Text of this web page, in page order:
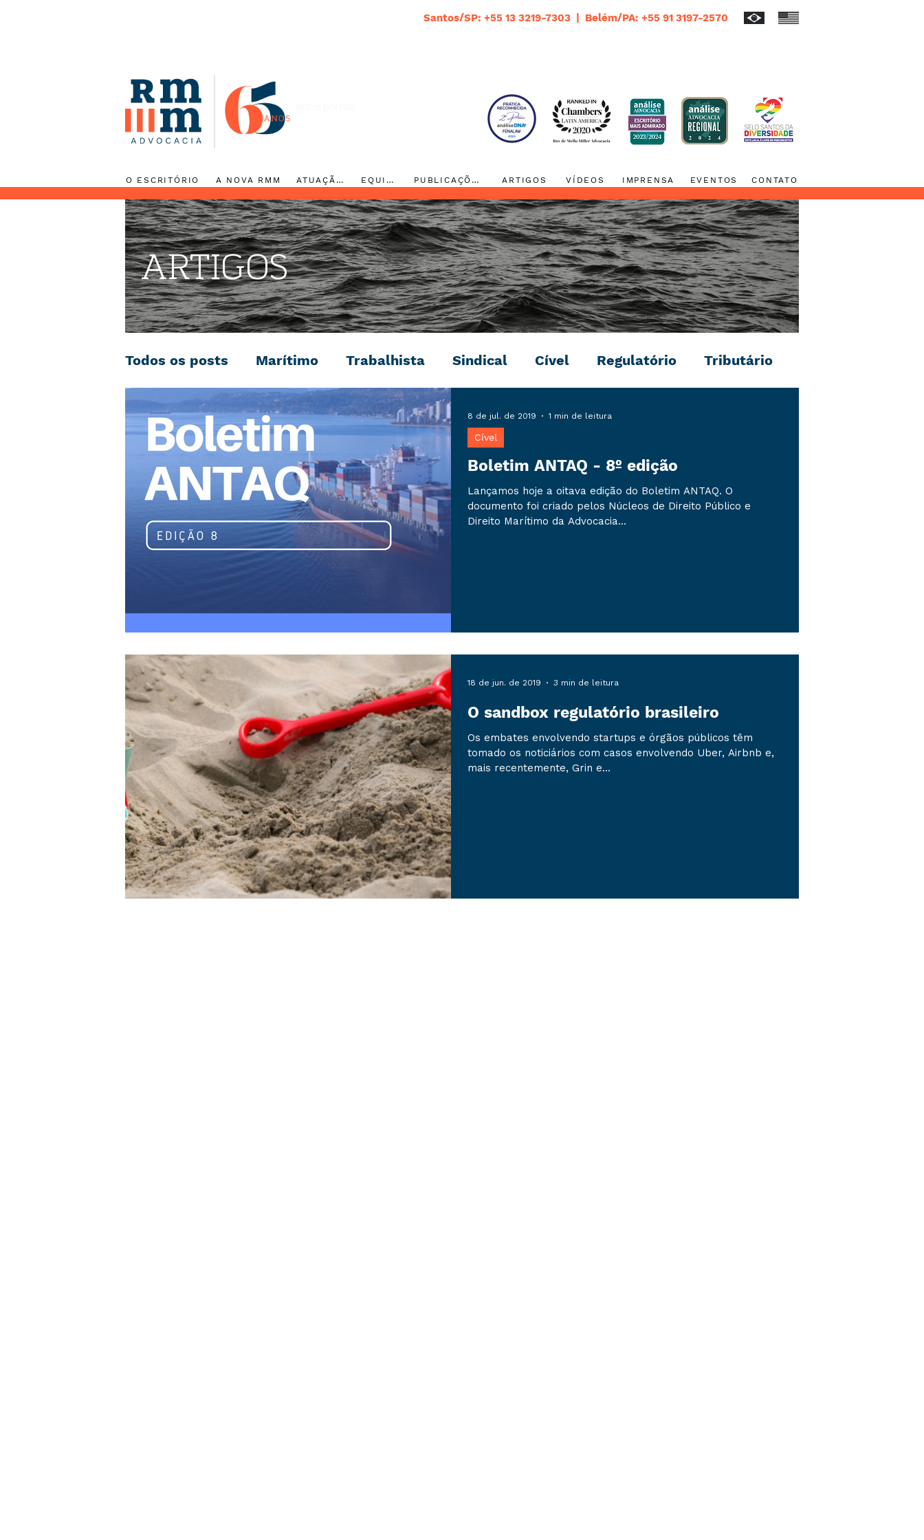
Santos/SP: +55 13 3219-7303 | Belém/PA: +55 91 3197-2570
O ESCRITÓRIO A NOVA RMM ATUAÇÃO EQUIPE PUBLICAÇÕES ARTIGOS VÍDEOS IMPRENSA EVENTOS CONTATO
ARTIGOS
Todos os posts Marítimo Trabalhista Sindical Cível Regulatório Tributário
Negociação Coletiva Penal Ambiental Digital Eventos
Boletim ANTAQ - 8º edição
Lançamos hoje a oitava edição do Boletim ANTAQ. O
documento foi criado pelos Núcleos de Direito Público e
Direito Marítimo da Advocacia...
Cível
8 de jul. de 2019 1 min de leitura
O sandbox regulatório brasileiro
Os embates envolvendo startups e órgãos públicos têm
tomado os noticiários com casos envolvendo Uber, Airbnb e,
mais recentemente, Grin e...
18 de jun. de 2019 3 min de leitura